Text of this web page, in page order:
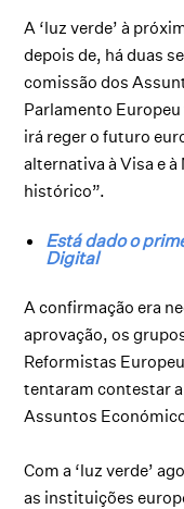
A ‘luz verde’ à
depois de, há duas
comissão dos
Parlamento
irá reger o futuro
alternativa à Visa e
histórico”.
Está dado o
Digital
A confirmação era
aprovação, os
Reformistas
tentaram contestar
Assuntos
Com a ‘luz verde’
as instituições